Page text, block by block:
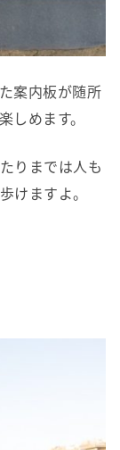
案内板が随所
しめます。
りまでは人も
けますよ。